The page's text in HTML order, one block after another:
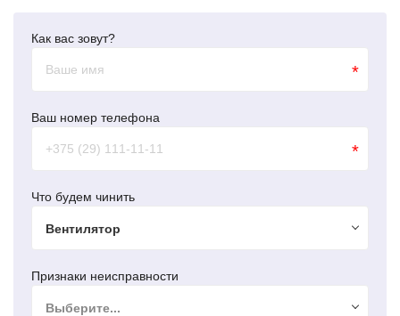
Как вас зовут?
*
Ваш номер телефона
*
Что будем чинить
Вентилятор
Признаки неисправности
Выберите...